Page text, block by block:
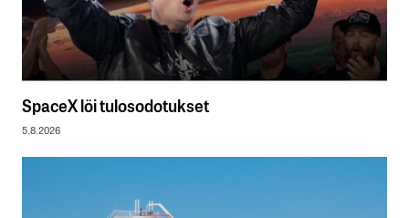
SpaceX löi tulosodotukset
5.8.2026